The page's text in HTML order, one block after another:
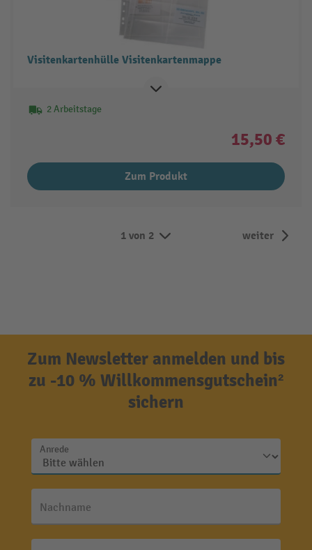
Visitenkartenhülle Visitenkartenmappe
2 Arbeitstage
15,50 €
Zum Produkt
1 von 2 weiter
Zum Newsletter anmelden und bis
zu -10 % Willkommensgutschein²
sichern
Anrede
Nachname